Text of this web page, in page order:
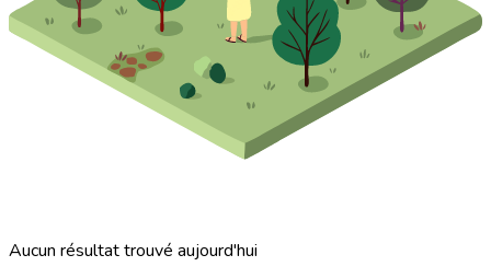
Aucun résultat trouvé aujourd'hui